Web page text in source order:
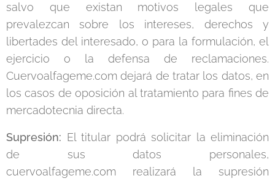
salvo que existan motivos legales que
prevalezcan sobre los intereses, derechos y
libertades del interesado, o para la formulación, el
ejercicio o la defensa de reclamaciones.
Cuervoalfageme.com dejará de tratar los datos, en
los casos de oposición al tratamiento para fines de
mercadotecnia directa.
Supresión: El titular podrá solicitar la eliminación
de sus datos personales,
cuervoalfageme.com
realizará la supresión